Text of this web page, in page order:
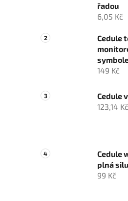
řadou
6,05 Kč
Cedule
149 Kč
Cedule
123,14 Kč
Cedule
plná
99 Kč